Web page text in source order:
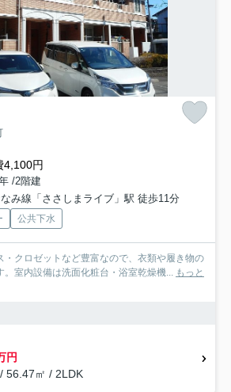
4,100円
/2階建
み線「ささしまライブ」駅 徒歩11分
公共下水
・クロゼットなど豊富なので、衣類や履き物の
室内設備は洗面化粧台・浴室乾燥機...
もっと
円
56.47㎡ / 2LDK